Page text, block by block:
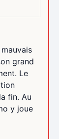
grand
Le
fin. Au
y joue